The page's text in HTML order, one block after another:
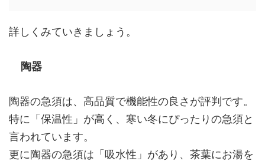
詳しくみていきましょう。
陶器
陶器の急須は、高品質で機能性の良さが評判です。
特に「保温性」が高く、寒い冬にぴったりの急須と
言われています。
更に陶器の急須は「吸水性」があり、茶葉にお湯を